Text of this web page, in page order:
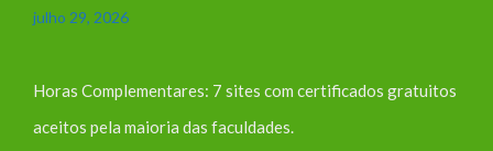
julho 29, 2026
Horas Complementares: 7 sites com certificados gratuitos
aceitos pela maioria das faculdades.